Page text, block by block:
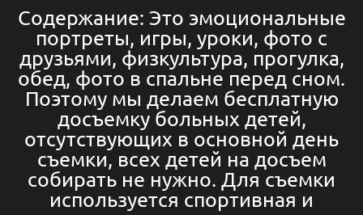
Содержание: Это эмоциональные
портреты, игры, уроки, фото с
друзьями, физкультура, прогулка,
обед, фото в спальне перед сном.
Поэтому мы делаем бесплатную
досъемку больных детей,
отсутствующих в основной день
съемки, всех детей на досъем
собирать не нужно. Для съемки
используется спортивная и